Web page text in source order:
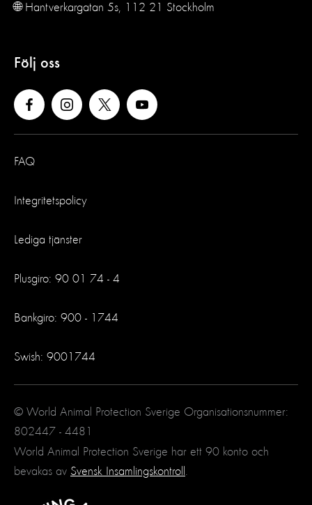
🌐 Hantverkargatan 5s, 112 21 Stockholm
Följ oss
FAQ
Integritetspolicy
Lediga tjänster
Plusgiro: 90 01 74 - 4
Bankgiro: 900 - 1744
Swish: 9001744
© World Animal Protection Sverige Organisationsnummer:
802447 - 4481
World Animal Protection Sverige har ett 90 konto och
bevakas av Svensk Insamlingskontroll